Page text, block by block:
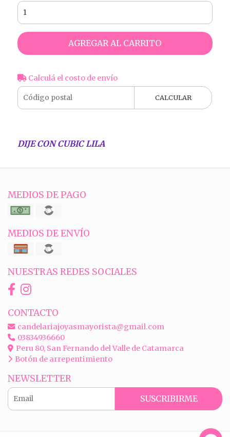
AGREGAR AL CARRITO
Calculá el costo de envío
CALCULAR
DIJE CON CUBIC LILA
MEDIOS DE PAGO
MEDIOS DE ENVÍO
NUESTRAS REDES SOCIALES
CONTACTO
candelariajoyasmayorista@gmail.com
03834936660
Peru 80, San Fernando del Valle de Catamarca
Botón de arrepentimiento
NEWSLETTER
SUSCRIBIRME